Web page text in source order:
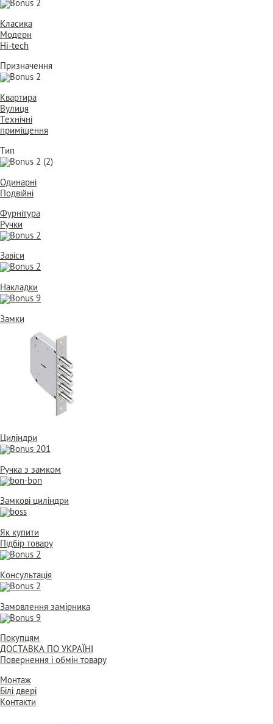
Класика
Модерн
Hi-tech
Призначення
Квартира
Вулиця
Технічні
приміщення
Тип
Одинарні
Подвійні
Фурнітура
Ручки
Завіси
Накладки
Замки
Циліндри
Ручка з замком
Замкові циліндри
Як купити
Підбір товару
Консультація
Замовлення замірника
Покупцям
ДОСТАВКА ПО УКРАЇНІ
Повернення і обмін товару
Монтаж
Білі двері
Контакти